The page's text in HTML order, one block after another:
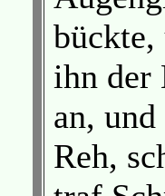
bückte,
ihn der
an,
Reh,